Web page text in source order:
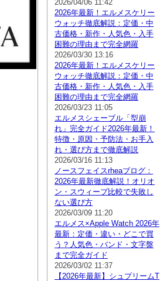
2026/04/06 11:42
2026年最新！エルメスケリー
ウォッチ徹底解説：定価・中
古価格・新作・人気色・入手
困難の理由まで完全網羅
2026/03/30 13:16
2026年最新！エルメスケリー
ウォッチ徹底解説：定価・中
古価格・新作・人気色・入手
困難の理由まで完全網羅
2026/03/23 11:05
エルメスシェーブル「型崩
れ」完全ガイド2026年最新！
特徴・原因・予防法・お手入
れ・選び方まで徹底解説
2026/03/16 11:13
ノースフェイスrheaブログ：
2026年最新徹底解説！オリオ
ン・スウィープ比較で失敗し
ない選び方
2026/03/09 11:20
エルメス×Apple Watch 2026年
最新：定価・違い・どこで買
う？人気色・バンド・文字盤
まで完全ガイド
2026/03/02 11:37
【2026年最新】シュプリームT